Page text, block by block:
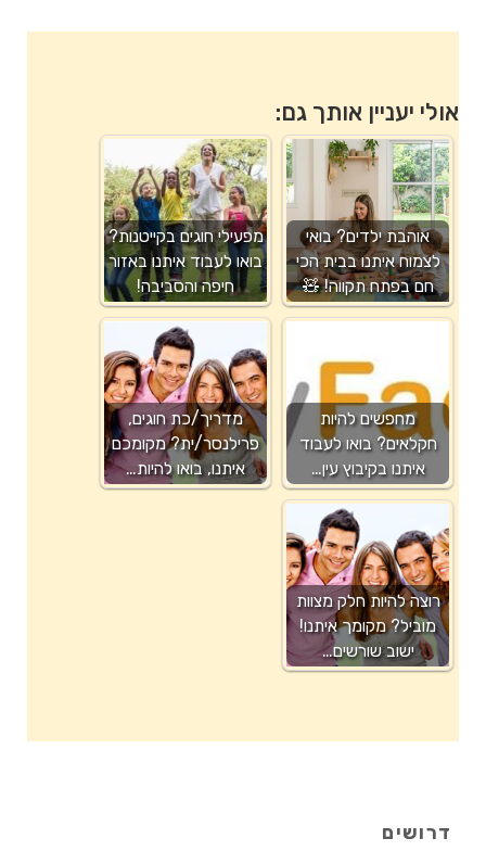
אולי יעניין אותך גם:
אוהבת ילדים? בואי
לצמוח איתנו בבית הכי
חם בפתח תקווה! 🧸
מפעילי חוגים בקייטנות?
בואו לעבוד איתנו באזור
חיפה והסביבה!
מחפשים להיות
חקלאים? בואו לעבוד
איתנו בקיבוץ עין…
מדריך/כת חוגים,
פרילנסר/ית? מקומכם
איתנו, בואו להיות…
רוצה להיות חלק מצוות
מוביל? מקומך איתנו!
ישוב שורשים…
דרושים